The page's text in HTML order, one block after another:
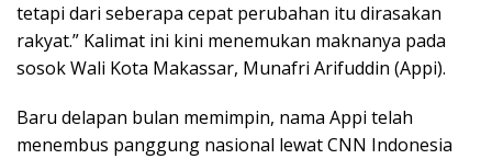
tetapi dari seberapa cepat perubahan itu dirasakan
rakyat.” Kalimat ini kini menemukan maknanya pada
sosok Wali Kota Makassar, Munafri Arifuddin (Appi).
Baru delapan bulan memimpin, nama Appi telah
menembus panggung nasional lewat CNN Indonesia